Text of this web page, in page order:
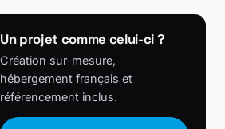
Un projet comme celui-ci ?
Création sur-mesure,
hébergement français et
référencement inclus.